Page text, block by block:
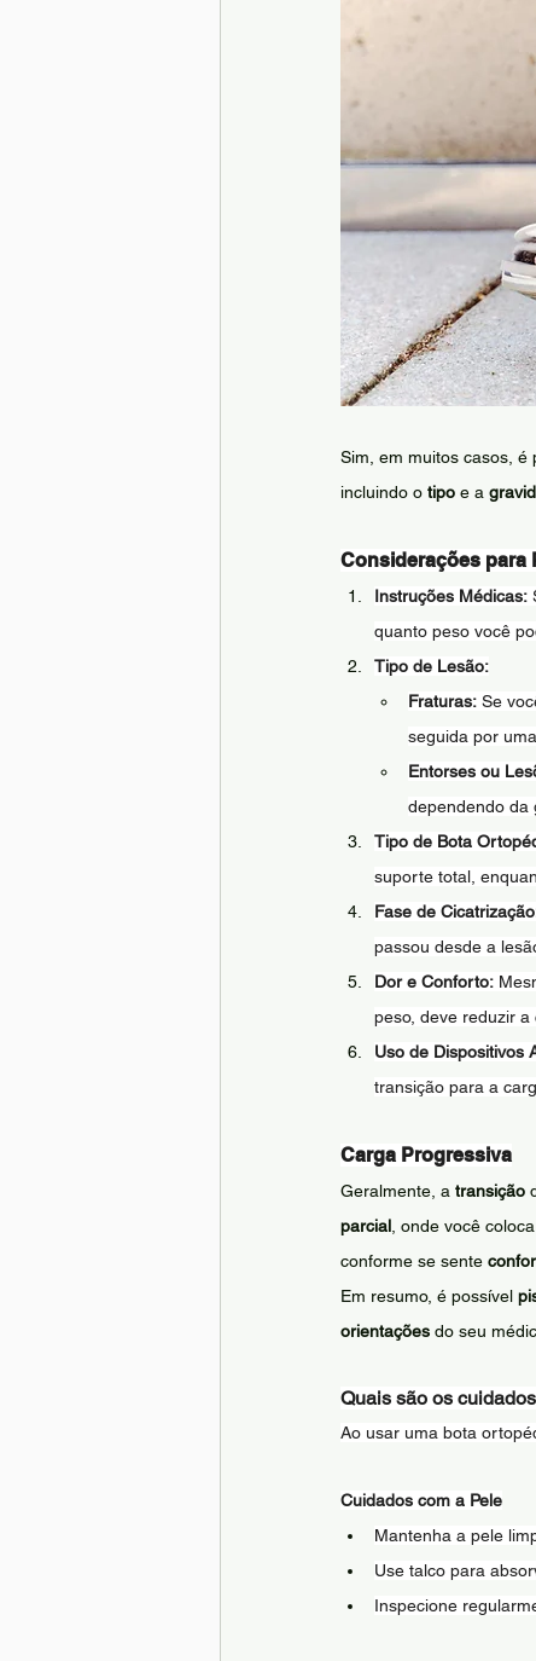
Sim, em muitos casos, é
incluindo o tipo e a
Considerações para
Instruções Médicas:
quanto peso você
Tipo de Lesão:
Fraturas: Se
seguida por
Entorses ou
dependendo da
Tipo de Bota
suporte total,
Fase de
passou desde a
Dor e Conforto:
peso, deve reduzir
Uso de Dispositivos
transição para a
Carga Progressiva
Geralmente, a transição
parcial, onde você
conforme se sente
Em resumo, é possível
orientações do seu
Quais são os
Ao usar uma bota
Cuidados com a Pele
Mantenha a pele
Use talco para
Inspecione